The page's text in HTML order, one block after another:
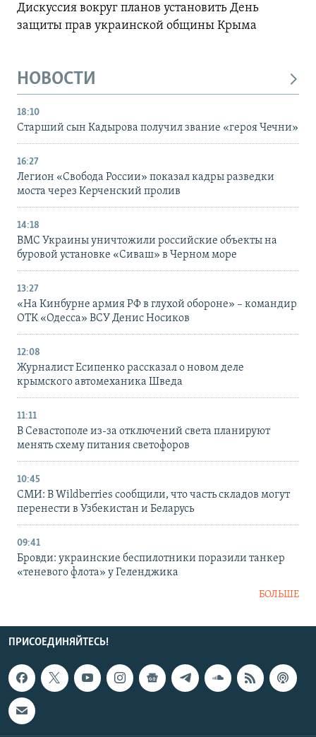
Дискуссия вокруг планов установить День
защиты прав украинской общины Крыма
НОВОСТИ
18:10
Старший сын Кадырова получил звание «героя Чечни»
16:27
Легион «Свобода России» показал кадры разведки
моста через Керченский пролив
14:18
ВМС Украины уничтожили российские объекты на
буровой установке «Сиваш» в Черном море
13:27
«На Кинбурне армия РФ в глухой обороне» – командир
ОТК «Одесса» ВСУ Денис Носиков
12:08
Журналист Есипенко рассказал о новом деле
крымского автомеханика Шведа
11:11
В Севастополе из-за отключений света планируют
менять схему питания светофоров
10:45
СМИ: В Wildberries сообщили, что часть складов могут
перенести в Узбекистан и Беларусь
09:41
Бровди: украинские беспилотники поразили танкер
«теневого флота» у Геленджика
БОЛЬШЕ
ПРИСОЕДИНЯЙТЕСЬ!